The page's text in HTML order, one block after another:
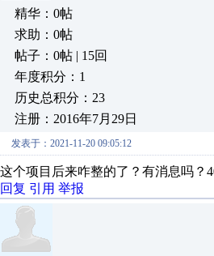
精华：0帖
求助：0帖
帖子：0帖 | 15回
年度积分：1
历史总积分：23
注册：2016年7月29日
发表于：2021-11-20 09:05:12
这个项目后来咋整的了？有消息吗？
回复 引用 举报